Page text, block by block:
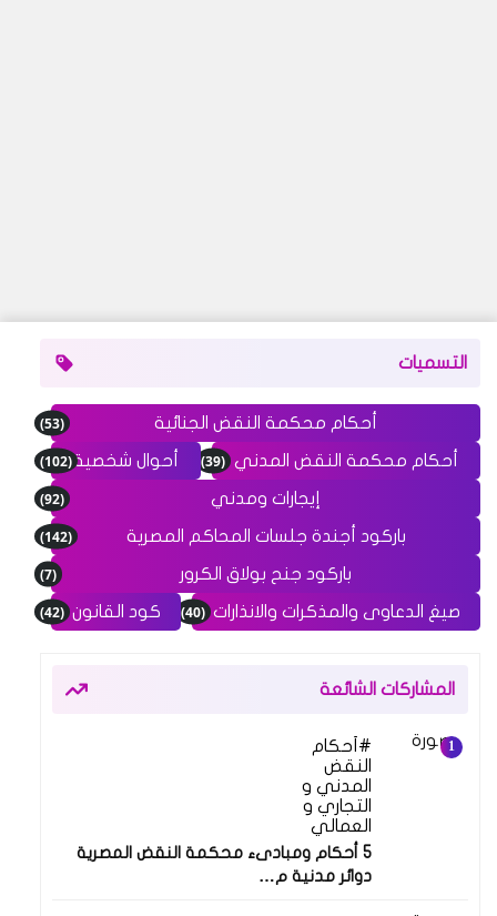
التسميات
أحكام محكمة النقض الجنائية (53)
أحكام محكمة النقض المدني (39) أحوال شخصية(102)
إيجارات ومدني (92)
باركود أجندة جلسات المحاكم المصرية (142)
باركود جنح بولاق الكرور (7)
صيغ الدعاوى والمذكرات والانذارات (40) كود القانون (42)
المشاركات الشائعة
أحكام
النقض
المدني و
التجاري و
العمالي
5 أحكام ومبادىء محكمة النقض المصرية
دوائر مدنية م…